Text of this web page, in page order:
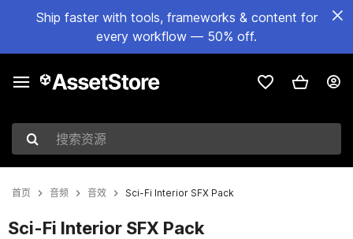
Ship faster with tools, frameworks & content for
every workflow — 50% off.
搜索资源
首页 音频 音效 Sci-Fi Interior SFX Pack
Sci-Fi Interior SFX Pack